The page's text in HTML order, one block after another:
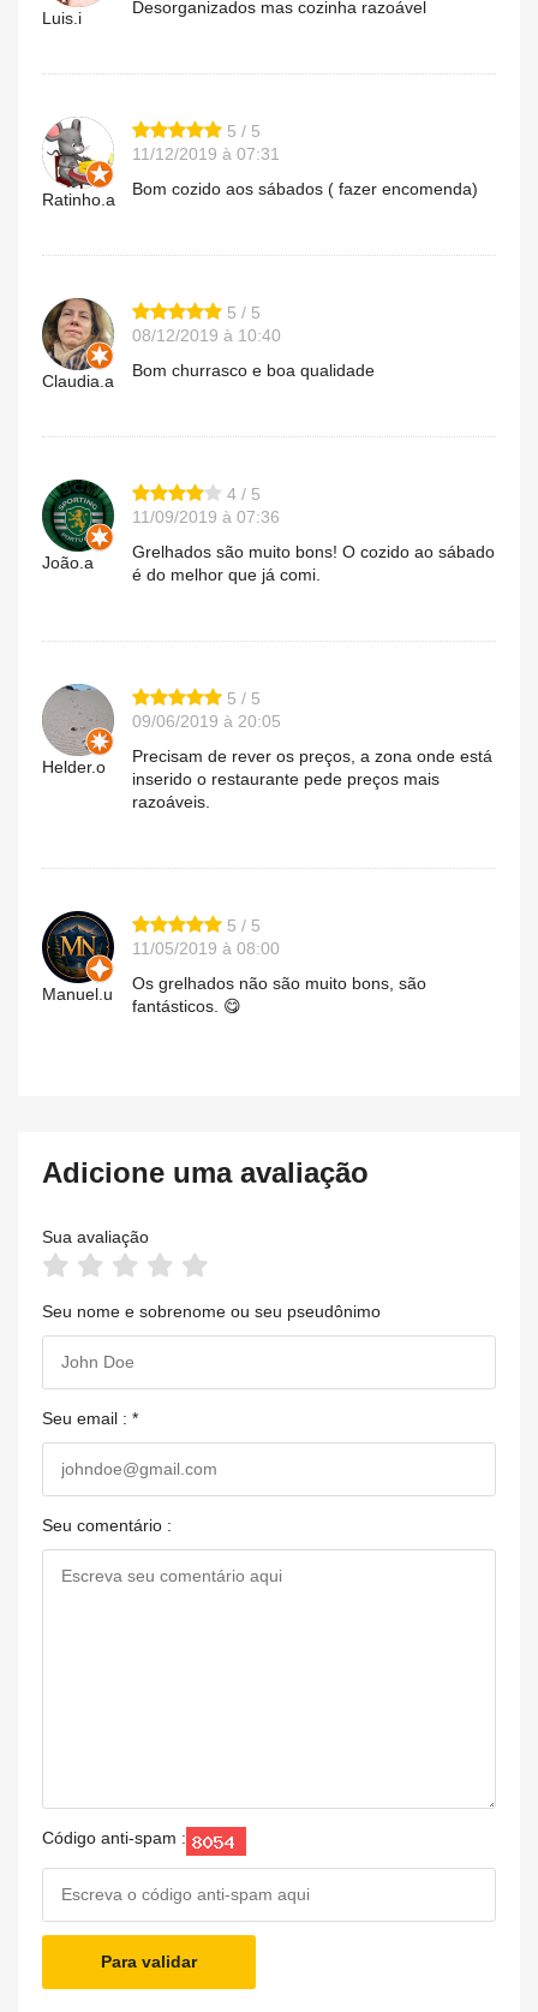
Luis.i
Desorganizados mas cozinha razoável
Ratinho.a
5 / 5
11/12/2019 à 07:31
Bom cozido aos sábados ( fazer encomenda)
Claudia.a
5 / 5
08/12/2019 à 10:40
Bom churrasco e boa qualidade
João.a
4 / 5
11/09/2019 à 07:36
Grelhados são muito bons! O cozido ao sábado
é do melhor que já comi.
Helder.o
5 / 5
09/06/2019 à 20:05
Precisam de rever os preços, a zona onde está
inserido o restaurante pede preços mais
razoáveis.
Manuel.u
5 / 5
11/05/2019 à 08:00
Os grelhados não são muito bons, são
fantásticos. 😋
Adicione uma avaliação
Sua avaliação
Seu nome e sobrenome ou seu pseudônimo
Seu email : *
Seu comentário :
Código anti-spam :
Para validar